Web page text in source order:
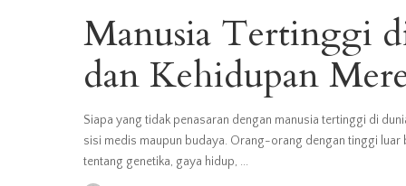
Manusia Tertinggi
dan Kehidupan
Siapa yang tidak penasaran dengan manusia tertinggi di
sisi medis maupun budaya. Orang-orang dengan tinggi
tentang genetika, gaya hidup, ...